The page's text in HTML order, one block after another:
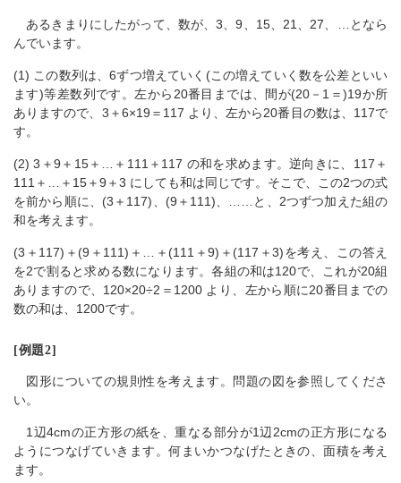
あるきまりにしたがって、数が、3、9、15、21、27、…となら
んでいます。
(1) この数列は、6ずつ増えていく(この増えていく数を公差といい
ます)等差数列です。左から20番目までは、間が(20－1＝)19か所
ありますので、3＋6×19＝117 より、左から20番目の数は、117で
す。
(2) 3＋9＋15＋…＋111＋117 の和を求めます。逆向きに、117＋
111＋…＋15＋9＋3 にしても和は同じです。そこで、この2つの式
を前から順に、(3＋117)、(9＋111)、……と、2つずつ加えた組の
和を考えます。
(3＋117)＋(9＋111)＋…＋(111＋9)＋(117＋3)を考え、この答え
を2で割ると求める数になります。各組の和は120で、これが20組
ありますので、120×20÷2＝1200 より、左から順に20番目までの
数の和は、1200です。
[例題2]
図形についての規則性を考えます。問題の図を参照してくださ
い。
1辺4cmの正方形の紙を、重なる部分が1辺2cmの正方形になる
ようにつなげていきます。何まいかつなげたときの、面積を考え
ます。